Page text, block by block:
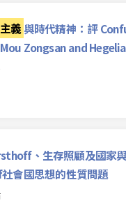
義與時代精神：評
Zongsan and
、生存照顧及國家
會國思想的性質問題